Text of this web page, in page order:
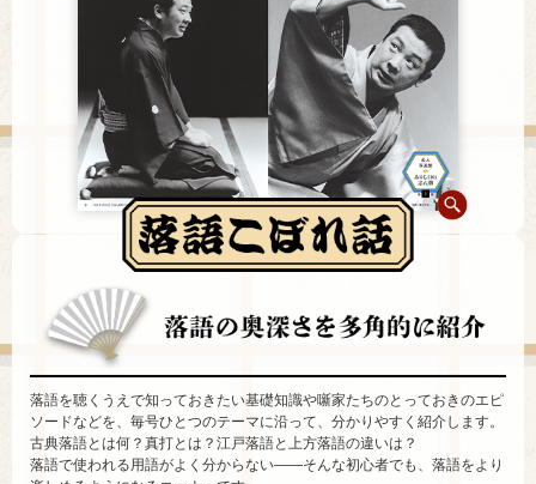
落語を聴くうえで知っておきたい基礎知識や噺家たちのとっておきのエピ
ソードなどを、毎号ひとつのテーマに沿って、分かりやすく紹介します。
古典落語とは何？真打とは？江戸落語と上方落語の違いは？
落語で使われる用語がよく分からない――そんな初心者でも、落語をより